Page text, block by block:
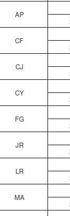
AP
CF
CJ
CY
FG
JR
LR
MA